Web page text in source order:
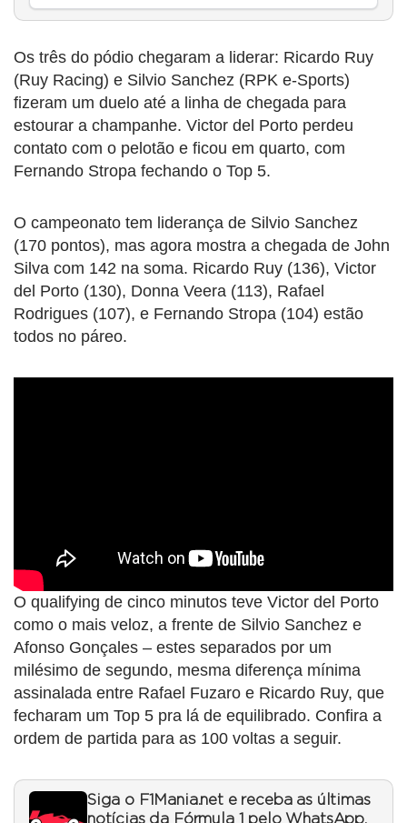
Os três do pódio chegaram a liderar: Ricardo Ruy
(Ruy Racing) e Silvio Sanchez (RPK e-Sports)
fizeram um duelo até a linha de chegada para
estourar a champanhe. Victor del Porto perdeu
contato com o pelotão e ficou em quarto, com
Fernando Stropa fechando o Top 5.
O campeonato tem liderança de Silvio Sanchez
(170 pontos), mas agora mostra a chegada de John
Silva com 142 na soma. Ricardo Ruy (136), Victor
del Porto (130), Donna Veera (113), Rafael
Rodrigues (107), e Fernando Stropa (104) estão
todos no páreo.
O qualifying de cinco minutos teve Victor del Porto
como o mais veloz, a frente de Silvio Sanchez e
Afonso Gonçales – estes separados por um
milésimo de segundo, mesma diferença mínima
assinalada entre Rafael Fuzaro e Ricardo Ruy, que
fecharam um Top 5 pra lá de equilibrado. Confira a
ordem de partida para as 100 voltas a seguir.
Siga o F1Mania.net e receba as últimas
notícias da Fórmula 1 pelo WhatsApp.